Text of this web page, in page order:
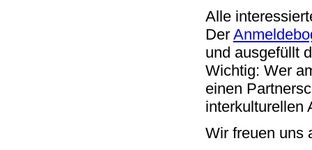
Alle
Der
und ausgefüllt
Wichtig: Wer
einen
interkulturellen
Wir freuen uns